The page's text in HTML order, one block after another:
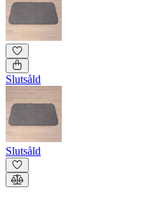
Slutsåld
Slutsåld